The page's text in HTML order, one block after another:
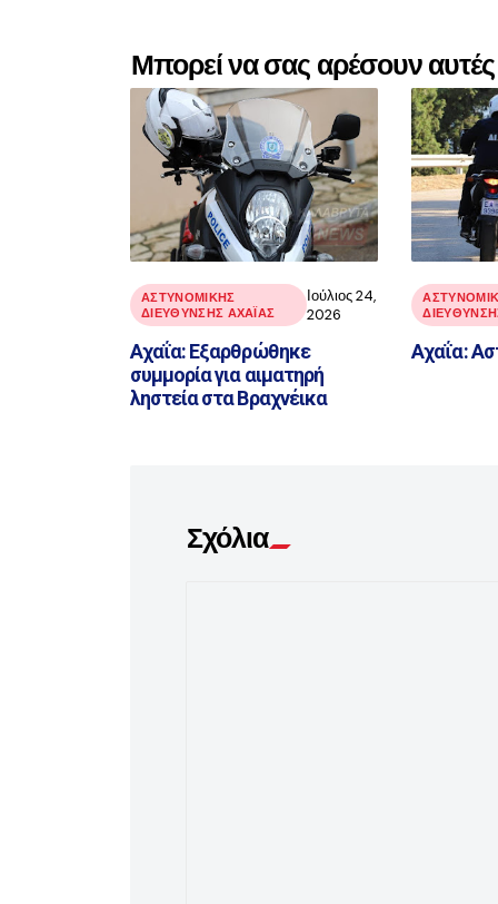
Μπορεί να σας αρέσουν αυτές
ΑΣΤΥΝΟΜΙΚΉΣ
ΔΙΕΎΘΥΝΣΗΣ ΑΧΑΪ́ΑΣ
Ιούλιος 24,
2026
Αχαΐα: Εξαρθρώθηκε
συμμορία για αιματηρή
ληστεία στα Βραχνέικα
Αχαΐα:
Σχόλια